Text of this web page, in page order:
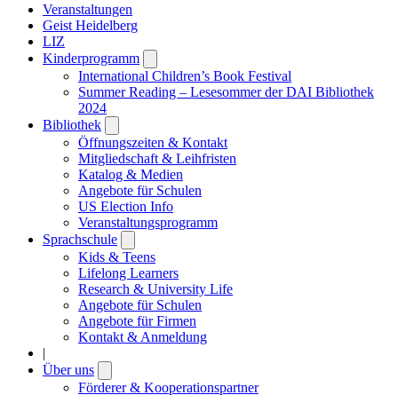
Veranstaltungen
Geist Heidelberg
LIZ
Kinderprogramm
submenu
International Children’s Book Festival
Summer Reading – Lesesommer der DAI Bibliothek
2024
Bibliothek
submenu
Öffnungszeiten & Kontakt
Mitgliedschaft & Leihfristen
Katalog & Medien
Angebote für Schulen
US Election Info
Veranstaltungsprogramm
Sprachschule
submenu
Kids & Teens
Lifelong Learners
Research & University Life
Angebote für Schulen
Angebote für Firmen
Kontakt & Anmeldung
|
Über uns
submenu
Förderer & Kooperationspartner